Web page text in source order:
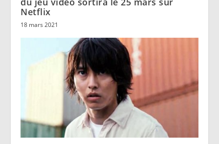
Netflix
18 mars 2021